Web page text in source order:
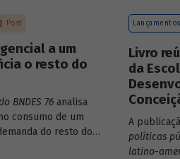
Post
a um
o resto do
BNDES 76 analisa
consumo de um
do resto do
o caso do Rio
Livro
da
A
políticas
latino-